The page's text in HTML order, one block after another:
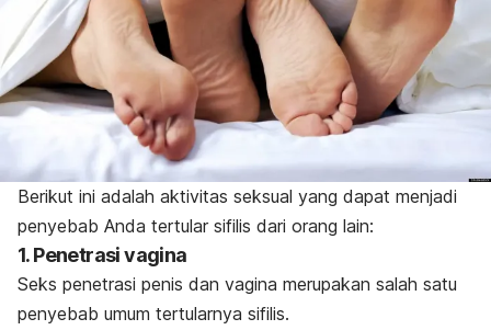
Berikut ini adalah aktivitas seksual yang dapat menjadi
penyebab Anda tertular sifilis dari orang lain:
1. Penetrasi vagina
Seks penetrasi penis dan vagina merupakan salah satu
penyebab umum tertularnya sifilis.